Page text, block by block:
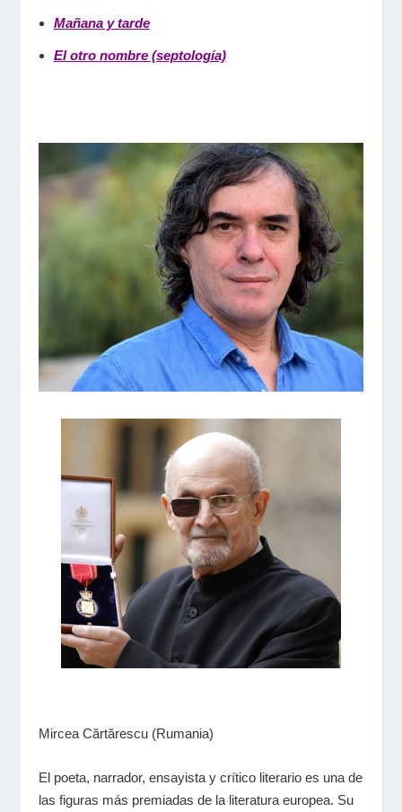
Mañana y tarde
El otro nombre (septología)
Mircea Cărtărescu (Rumania)
El poeta, narrador, ensayista y crítico literario es una de
las figuras más premiadas de la literatura europea. Su